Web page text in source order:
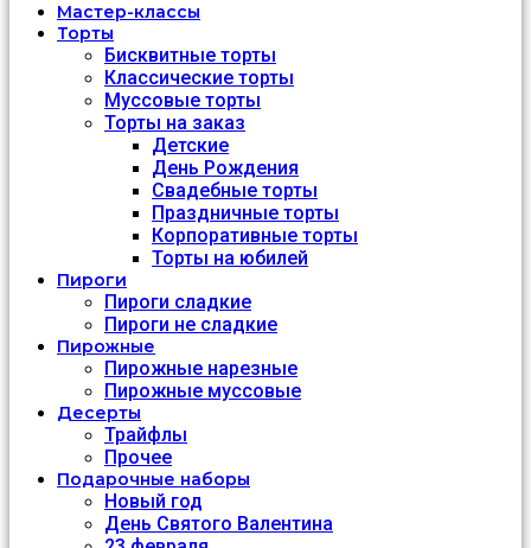
Мастер-классы
Торты
Бисквитные торты
Классические торты
Муссовые торты
Торты на заказ
Детские
День Рождения
Свадебные торты
Праздничные торты
Корпоративные торты
Торты на юбилей
Пироги
Пироги сладкие
Пироги не сладкие
Пирожные
Пирожные нарезные
Пирожные муссовые
Десерты
Трайфлы
Прочее
Подарочные наборы
Новый год
День Святого Валентина